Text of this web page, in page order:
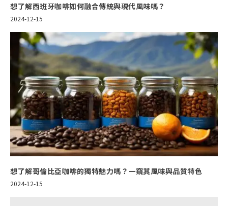
想了解西班牙咖啡如何融合傳統與現代風味嗎？
2024-12-15
想了解哥倫比亞咖啡的獨特魅力嗎？一窺其風味與品質特色
2024-12-15